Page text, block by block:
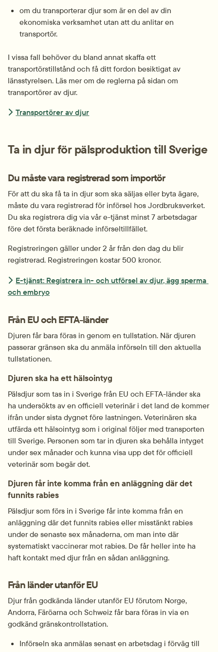
om du transporterar djur som är en del av din
ekonomiska verksamhet utan att du anlitar en
transportör.
I vissa fall behöver du bland annat skaffa ett
transportörstillstånd och få ditt fordon besiktigat av
länsstyrelsen. Läs mer om de reglerna på sidan om
transportörer av djur.
Transportörer av djur
Ta in djur för pälsproduktion till Sverige
Du måste vara registrerad som importör
För att du ska få ta in djur som ska säljas eller byta ägare,
måste du vara registrerad för införsel hos Jordbruksverket.
Du ska registrera dig via vår e-tjänst minst 7 arbetsdagar
före det första beräknade införseltillfället.
Registreringen gäller under 2 år från den dag du blir
registrerad. Registreringen kostar 500 kronor.
E-tjänst: Registrera in- och utförsel av djur, ägg sperma
och embryo
Från EU och EFTA-länder
Djuren får bara föras in genom en tullstation. När djuren
passerar gränsen ska du anmäla införseln till den aktuella
tullstationen.
Djuren ska ha ett hälsointyg
Pälsdjur som tas in i Sverige från EU och EFTA-länder ska
ha undersökts av en officiell veterinär i det land de kommer
ifrån under sista dygnet före lastningen. Veterinären ska
utfärda ett hälsointyg som i original följer med transporten
till Sverige. Personen som tar in djuren ska behålla intyget
under sex månader och kunna visa upp det för officiell
veterinär som begär det.
Djuren får inte komma från en anläggning där det
funnits rabies
Pälsdjur som förs in i Sverige får inte komma från en
anläggning där det funnits rabies eller misstänkt rabies
under de senaste sex månaderna, om man inte där
systematiskt vaccinerar mot rabies. De får heller inte ha
haft kontakt med djur från en sådan anläggning.
Från länder utanför EU
Djur från godkända länder utanför EU förutom Norge,
Andorra, Färöarna och Schweiz får bara föras in via en
godkänd gränskontrollstation.
Införseln ska anmälas senast en arbetsdag i förväg till